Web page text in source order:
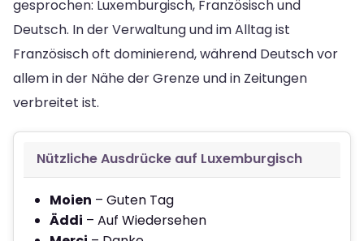
gesprochen: Luxemburgisch, Französisch und
Deutsch. In der Verwaltung und im Alltag ist
Französisch oft dominierend, während Deutsch vor
allem in der Nähe der Grenze und in Zeitungen
verbreitet ist.
Nützliche Ausdrücke auf Luxemburgisch
Moien – Guten Tag
Äddi – Auf Wiedersehen